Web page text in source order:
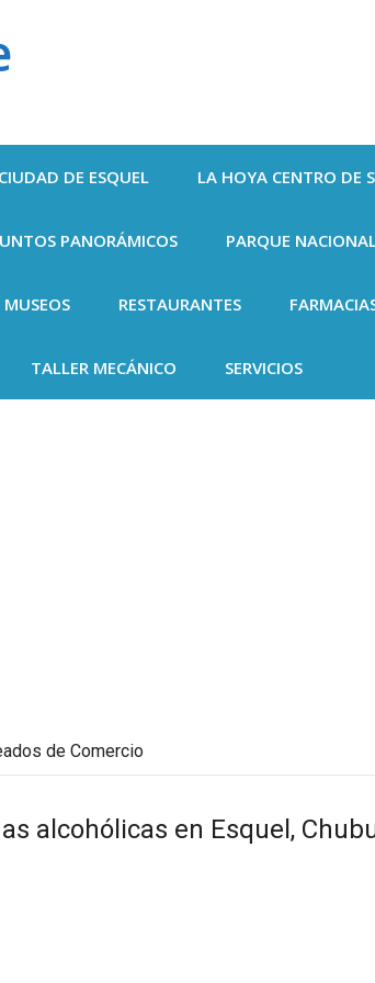
DE ESQUEL LA HOYA CENTRO DE
PANORÁMICOS PARQUE
MUSEOS RESTAURANTES
TALLER MECÁNICO SERVICIOS
de Comercio
alcohólicas en Esquel,